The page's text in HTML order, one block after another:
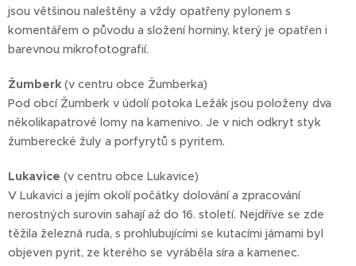
jsou většinou naleštěny a vždy opatřeny pylonem s
komentářem o původu a složení horniny, který je opatřen i
barevnou mikrofotografií.
Žumberk (v centru obce Žumberka)
Pod obcí Žumberk v údolí potoka Ležák jsou položeny dva
několikapatrové lomy na kamenivo. Je v nich odkryt styk
žumberecké žuly a porfyrytů s pyritem.
Lukavice (v centru obce Lukavice)
V Lukavici a jejím okolí počátky dolování a zpracování
nerostných surovin sahají až do 16. století. Nejdříve se zde
těžila železná ruda, s prohlubujícími se kutacími jámami byl
objeven pyrit, ze kterého se vyráběla síra a kamenec.